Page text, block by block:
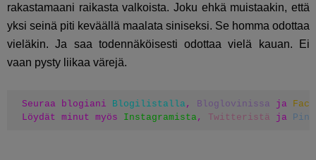
rakastamaani raikasta valkoista. Joku ehkä muistaakin, että
yksi seinä piti keväällä maalata siniseksi. Se homma odottaa
vieläkin. Ja saa todennäköisesti odottaa vielä kauan. Ei
vaan pysty liikaa värejä.
Seuraa blogiani Blogilistalla, Bloglovinissa ja
Löydät minut myös Instagramista, Twitteristä ja